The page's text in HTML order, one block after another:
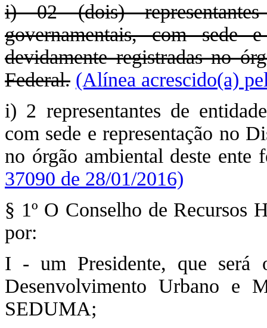
i) 02 (dois)
governamentais, com sede
devidamente registradas no
Federal. (Alínea acrescido(a)
i) 2 representantes de
com sede e representação no
no órgão ambiental deste ente
37090 de 28/01/2016)
§ 1º O Conselho de Recursos
por:
I - um Presidente, que será
Desenvolvimento Urbano e
SEDUMA;